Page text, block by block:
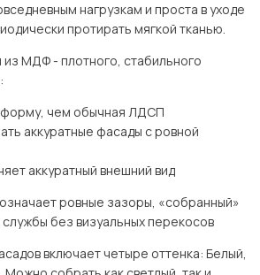
нагрузкам и проста в уходе
протирать мягкой тканью.
из МДФ - плотного, стабильного
чем обычная ЛДСП
аккуратные фасады с ровной
аккуратный внешний вид
ровные зазоры, «собранный»
без визуальных перекосов
включает четыре оттенка: Белый,